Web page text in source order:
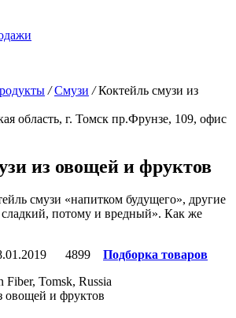
/ Смузи / Коктейль смузи из
область, г. Томск пр.Фрунзе, 109, офис
из овощей и фруктов
смузи «напитком будущего», другие
потому и вредный». Как же
4899
Подборка товаров
Fiber, Tomsk, Russia